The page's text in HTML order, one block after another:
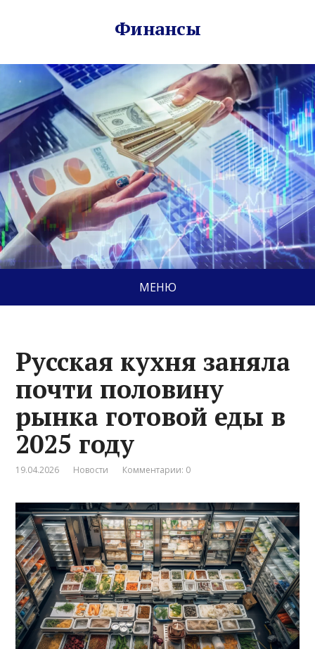
Финансы
МЕНЮ
Русская кухня заняла
почти половину
рынка готовой еды в
2025 году
19.04.2026 Новости Комментарии: 0